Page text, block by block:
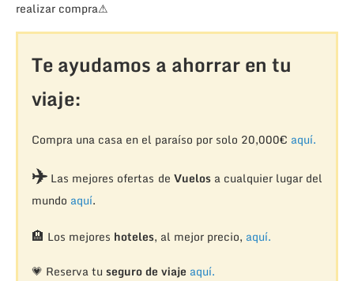
realizar compra⚠
Te ayudamos a ahorrar en tu
viaje:
Compra una casa en el paraíso por solo 20,000€ aquí.
✈️Las mejores ofertas de Vuelosa cualquier lugar del
mundo aquí.
🏨 Los mejores hoteles, al mejor precio, aquí.
💗 Reserva tu seguro de viaje aquí.